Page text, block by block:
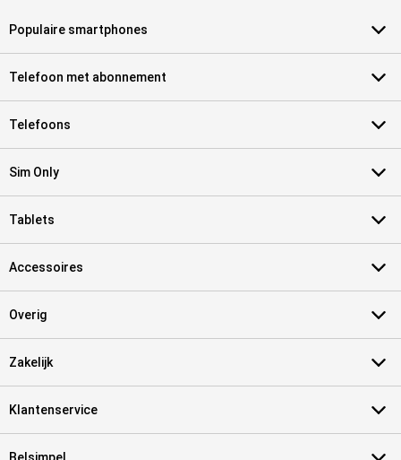
Populaire smartphones
Telefoon met abonnement
Telefoons
Sim Only
Tablets
Accessoires
Overig
Zakelijk
Klantenservice